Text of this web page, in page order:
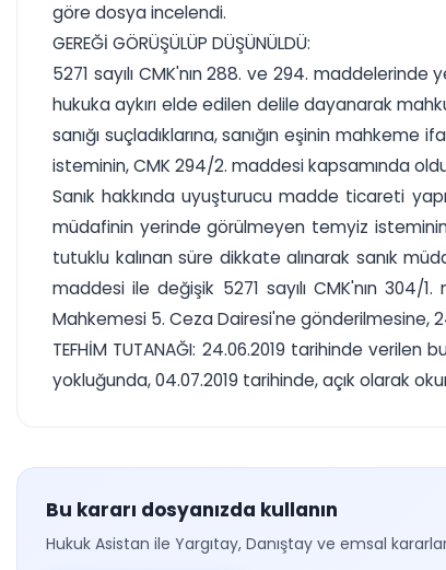
göre dosya incelendi.
GEREĞİ GÖRÜŞÜLÜP DÜŞÜNÜLDÜ:
5271 sayılı CMK'nın 288. ve 294. maddelerinde
hukuka aykırı elde edilen delile dayanarak
sanığı suçladıklarına, sanığın eşinin
isteminin, CMK 294/2. maddesi kapsamında
Sanık hakkında uyuşturucu madde ticareti
müdafinin yerinde görülmeyen temyiz isteminin
tutuklu kalınan süre dikkate alınarak sanık
maddesi ile değişik 5271 sayılı CMK'nın 304/
Mahkemesi 5. Ceza Dairesi'ne gönderilmesine,
TEFHİM TUTANAĞI: 24.06.2019 tarihinde verilen
yokluğunda, 04.07.2019 tarihinde, açık olarak
Bu kararı dosyanızda kullanın
Hukuk Asistan ile Yargıtay, Danıştay ve emsal